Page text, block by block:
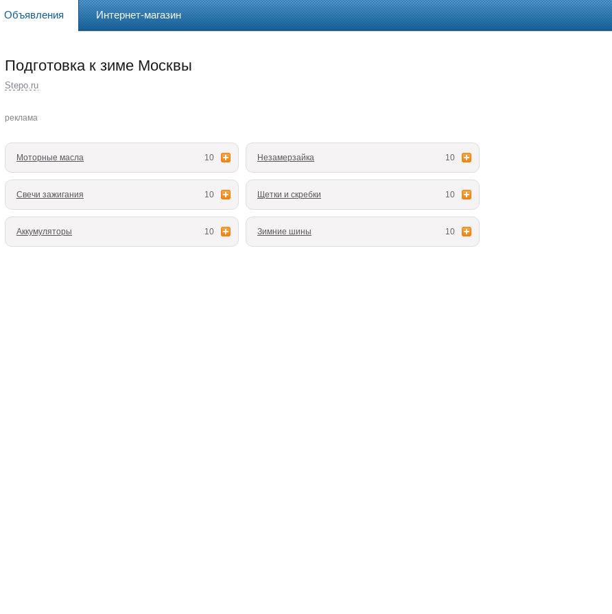
Объявления Интернет-магазин
Подготовка к зиме Москвы
Stepo.ru
реклама
Моторные масла 10 Незамерзайка 10
Свечи зажигания 10 Щетки и скребки 10
Аккумуляторы 10 Зимние шины 10